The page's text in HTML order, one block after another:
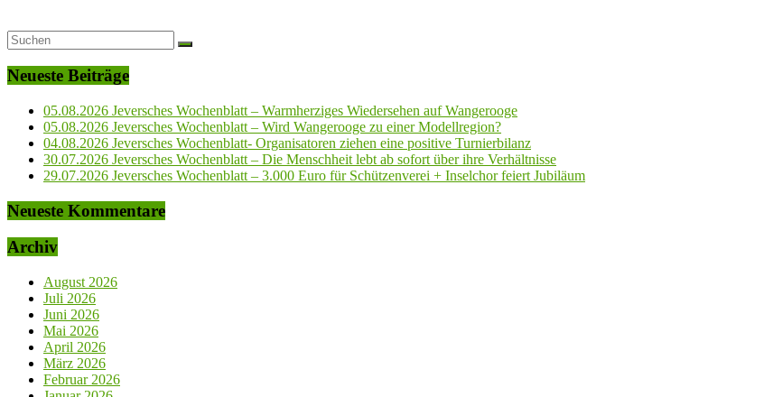
Neueste Beiträge
05.08.2026 Jeversches Wochenblatt – Warmherziges Wiedersehen auf Wangerooge
05.08.2026 Jeversches Wochenblatt – Wird Wangerooge zu einer Modellregion?
04.08.2026 Jeversches Wochenblatt- Organisatoren ziehen eine positive Turnierbilanz
30.07.2026 Jeversches Wochenblatt – Die Menschheit lebt ab sofort über ihre Verhältnisse
29.07.2026 Jeversches Wochenblatt – 3.000 Euro für Schützenverei + Inselchor feiert Jubiläum
Neueste Kommentare
Archiv
August 2026
Juli 2026
Juni 2026
Mai 2026
April 2026
März 2026
Februar 2026